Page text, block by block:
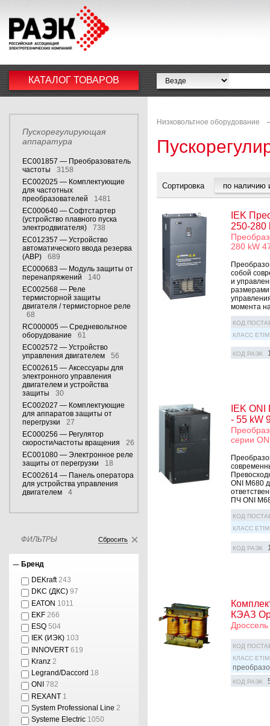
КАТАЛОГ ТОВАРОВ
Пускорегулирующая
аппаратура
EC001857 — Преобразователь
частоты
3158
EC002025 — Комплектующие
для частотных
преобразователей
1481
EC000640 — Софтстартер
(устройство плавного пуска
электродвигателя)
738
EC012357 — Устройство
автоматического ввода резерва
(АВР)
689
EC000683 — Модуль защиты от
перенапряжений
140
EC002568 — Реле
термисторной защиты
двигателя / термисторное реле
68
RC000005 — Средневольтное
оборудование
61
EC002572 — Устройство
управления двигателем
56
EC002615 — Аксессуары для
электронного управления
двигателем и устройства
защиты
30
EC002027 — Комплектующие
для аппаратов защиты от
перегрузки
27
EC000256 — Регулятор
скорости/частоты вращения
26
EC001080 — Электронное реле
защиты от перегрузки
18
EC002614 — Панель оператора
для устройства управления
двигателем
4
ФИЛЬТРЫ Сбросить
Бренд
DEKraft243
DKC (ДКС) 97
EATON 1011
EKF 266
ESQ 504
IEK (ИЭК) 103
INNOVERT 619
Kranz 2
Legrand/Daccord 18
ONI 782
REXANT 1
System Professional Line 2
Systeme Electric 1050
Низковольтное оборудование
Сортировка
IEK
250-280
280 kW
собой
и
момента
КОД
КЛАСС ETIM
КОД РАЭК
IEK
- 55 kW
серии
ONI M680
ПЧ ONI
КОД
КЛАСС ETIM
КОД РАЭК
КЭАЗ
КОД
КЛАСС ETIM
КОД РАЭК